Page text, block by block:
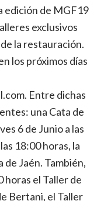
edición de MGF19
exclusivos
la restauración.
los próximos días
Entre dichas
una Cata de
6 de Junio a las
18:00 horas, la
de Jaén. También,
horas el Taller de
Bertani, el Taller